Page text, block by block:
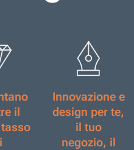
il
Innovazione e
design per te,
il tuo
negozio, il